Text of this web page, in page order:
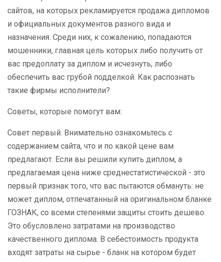
сайтов, на которых рекламируется продажа дипломов
и официальных документов разного вида и
назначения. Среди них, к сожалению, попадаются
мошенники, главная цель которых либо получить от
вас предоплату за диплом и исчезнуть, либо
обеспечить вас грубой подделкой. Как распознать
такие фирмы исполнители?
Советы, которые помогут вам:
Совет первый. Внимательно ознакомьтесь с
содержанием сайта, что и по какой цене вам
предлагают. Если вы решили купить диплом, а
предлагаемая цена ниже среднестатистической - это
первый признак того, что вас пытаются обмануть: не
может диплом, отпечатанный на оригинальном бланке
ГОЗНАК, со всеми степенями защиты стоить дешево.
Это обусловлено затратами на производство
качественного диплома. В себестоимость продукта
входят затраты на сырье - бланк на котором будет